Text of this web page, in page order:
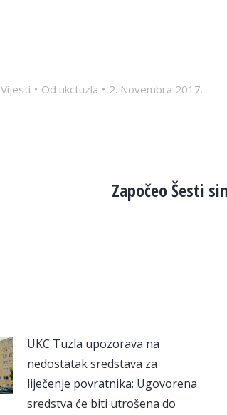
Vijesti Od ukctuzla 2. Novembra 2017.
NextZapočeo Šesti
UKC Tuzla upozorava na
nedostatak sredstava za
liječenje povratnika: Ugovorena
sredstva će biti utrošena do